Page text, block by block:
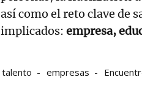
así como el reto clave de
implicados: empresa,
talento empresas